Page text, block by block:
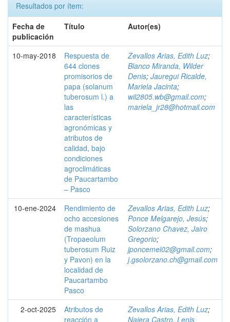
Resultados por ítem:
Fecha de
publicación
Título Autor(es)
10-may-2018
Respuesta de
644 clones
promisorios de
papa (solanum
tuberosum l.) a
las
características
agronómicas y
atributos de
calidad, bajo
condiciones
agroclimáticas
de Paucartambo
– Pasco
Zevallos Arias, Edith Luz;
Blanco Miranda, Wilder
Denis; Jauregui Ricalde,
Mariela Jacinta;
wil2805.wb@gmail.com;
mariela_jr28@hotmail.com
10-ene-2024
Rendimiento de
ocho accesiones
de mashua
(Tropaeolum
tuberosum Ruiz
y Pavon) en la
localidad de
Paucartambo
Pasco
Zevallos Arias, Edith Luz;
Ponce Melgarejo, Jesús;
Solorzano Chavez, Jairo
Gregorio;
jponcemel02@gmail.com;
j.gsolorzano.ch@gmail.com
2-oct-2025
Atributos de
reacción a
Zevallos Arias, Edith Luz;
Najera Castro, Lenis